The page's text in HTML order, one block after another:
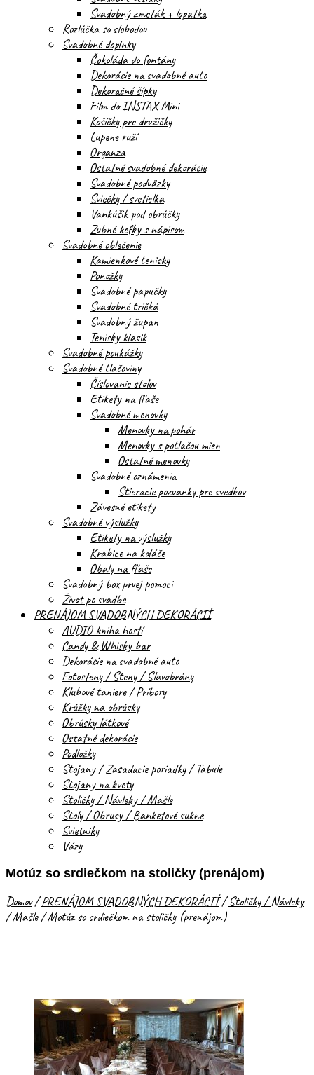
Svadobný zmeták + lopatka
Rozlúčka so slobodou
Svadobné doplnky
Čokoláda do fontány
Dekorácie na svadobné auto
Dekoračné šípky
Film do INSTAX Mini
Košíčky pre družičky
Lupene ruží
Organza
Ostatné svadobné dekorácie
Svadobné podväzky
Sviečky / svetielka
Vankúšik pod obrúčky
Zubné kefky s nápisom
Svadobné oblečenie
Kamienkové tenisky
Ponožky
Svadobné papučky
Svadobné tričká
Svadobný župan
Tenisky klasik
Svadobné poukážky
Svadobné tlačoviny
Číslovanie stolov
Etikety na fľaše
Svadobné menovky
Menovky na pohár
Menovky s potlačou mien
Ostatné menovky
Svadobné oznámenia
Stieracie pozvanky pre svedkov
Závesné etikety
Svadobné výslužky
Etikety na výslužky
Krabice na koláče
Obaly na fľaše
Svadobný box prvej pomoci
Život po svadbe
PRENÁJOM SVADOBNÝCH DEKORÁCIÍ
AUDIO kniha hostí
Candy & Whisky bar
Dekorácie na svadobné auto
Fotosteny / Steny / Slavobrány
Klubové taniere / Príbory
Krúžky na obrúsky
Obrúsky látkové
Ostatné dekorácie
Podložky
Stojany / Zasadacie poriadky / Tabule
Stojany na kvety
Stoličky / Návleky / Mašle
Stoly / Obrusy / Banketové sukne
Svietniky
Vázy
Motúz so srdiečkom na stoličky (prenájom)
Domov/PRENÁJOM SVADOBNÝCH DEKORÁCIÍ/Stoličky / Návleky
/ Mašle/Motúz so srdiečkom na stoličky (prenájom)